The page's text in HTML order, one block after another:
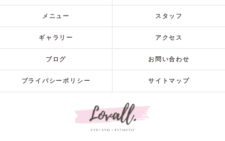
メニュー スタッフ
ギャラリー アクセス
ブログ お問い合わせ
プライバシーポリシー サイトマップ